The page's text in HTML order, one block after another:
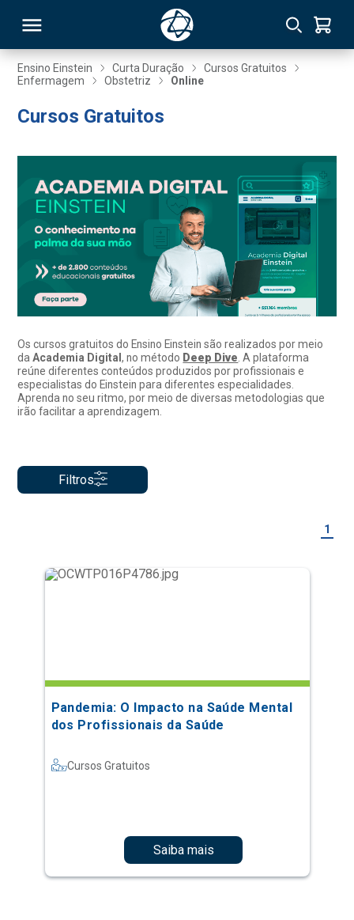
Ensino Einstein Curta Duração
Cursos Gratuitos
Enfermagem
Obstetriz Online
Cursos Gratuitos
Os cursos gratuitos do Ensino Einstein são realizados por meio
daAcademia Digital, no método Deep Dive. A plataforma
reúne diferentes conteúdos produzidos por profissionais e
especialistas do Einstein para diferentes especialidades.
Aprenda no seu ritmo, por meio de diversas metodologias que
irão facilitar a aprendizagem.
Filtros
1
Pandemia: O Impacto na Saúde Mental
dos Profissionais da Saúde
Cursos Gratuitos
Saiba mais